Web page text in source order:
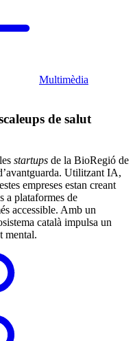
Multimèdia
de salut
startups de la BioRegió de
Utilitzant IA,
empreses estan creant
a plataformes de
accessible. Amb un
català impulsa un
mental.